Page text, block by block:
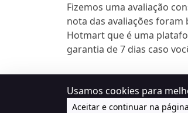
Fizemos uma avaliação
nota das avaliações
Hotmart que é uma
garantia de 7 dias caso
Usamos cookies para
Aceitar e continuar na página